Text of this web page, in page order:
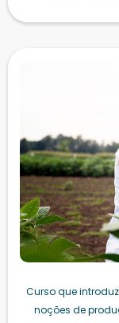
Curso que
noções de